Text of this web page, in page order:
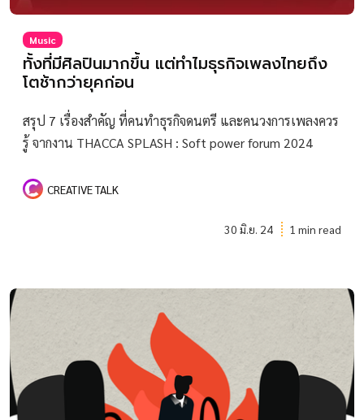
Music
ทั้งที่มีศิลปินมากขึ้น แต่ทำไมธุรกิจเพลงไทยถึง
โตช้ากว่ายุคก่อน
สรุป 7 เรื่องสำคัญ ที่คนทำธุรกิจดนตรี และคนวงการเพลงควร
รู้ จากงาน THACCA SPLASH : Soft power forum 2024
CREATIVE TALK
30 มิ.ย. 24 1 min read